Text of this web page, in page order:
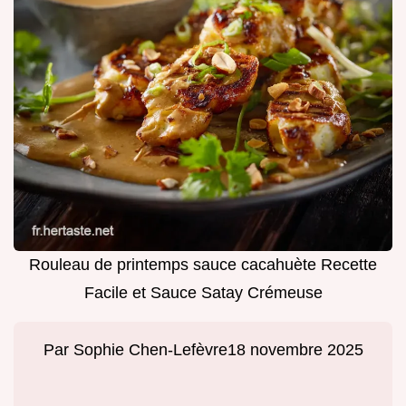
Rouleau de printemps sauce cacahuète Recette
Facile et Sauce Satay Crémeuse
Par Sophie Chen-Lefèvre18 novembre 2025